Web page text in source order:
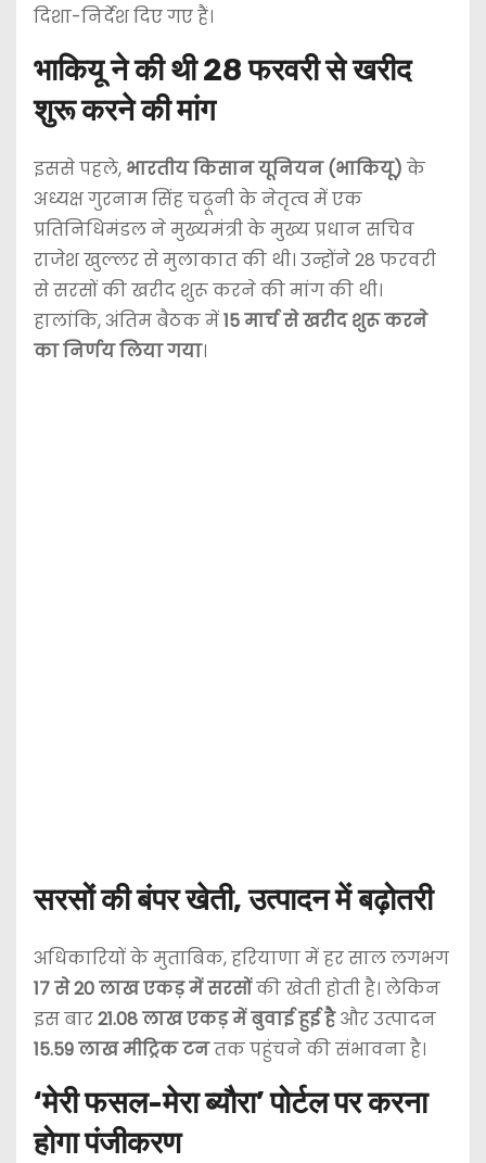
दिशा-निर्देश दिए गए हैं।
भाकियू ने की थी 28 फरवरी से खरीद
शुरू करने की मांग
इससे पहले, भारतीय किसान यूनियन (भाकियू) के
अध्यक्ष गुरनाम सिंह चढ़ूनी के नेतृत्व में एक
प्रतिनिधिमंडल ने मुख्यमंत्री के मुख्य प्रधान सचिव
राजेश खुल्लर से मुलाकात की थी। उन्होंने 28 फरवरी
से सरसों की खरीद शुरू करने की मांग की थी।
हालांकि, अंतिम बैठक में15 मार्च से खरीद शुरू करने
का निर्णय लिया गया।
सरसों की बंपर खेती, उत्पादन में बढ़ोतरी
अधिकारियों के मुताबिक, हरियाणा में हर साल लगभग
17 से 20 लाख एकड़ में सरसोंकी खेती होती है। लेकिन
इस बार21.08 लाख एकड़ में बुवाई हुई हैऔर उत्पादन
15.59 लाख मीट्रिक टनतक पहुंचने की संभावना है।
‘मेरी फसल-मेरा ब्यौरा’ पोर्टल पर करना
होगा पंजीकरण